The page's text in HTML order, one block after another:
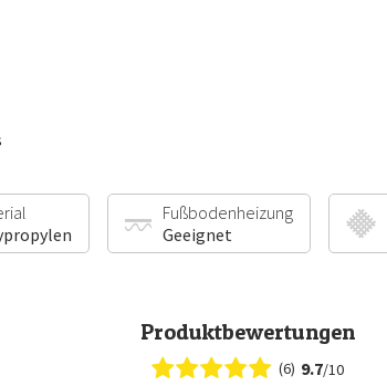
Fußbodenheizung
Geeignet
Produktbewertungen
(6) 9.7/10